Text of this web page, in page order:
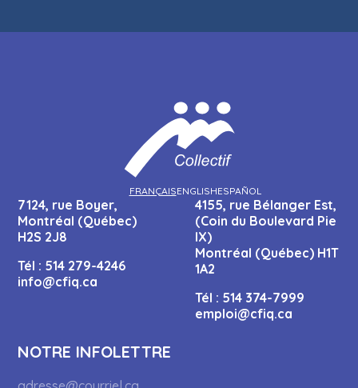
FRANÇAISENGLISHESPAÑOL
7124, rue Boyer,
Montréal (Québec)
H2S 2J8
Tél : 514 279-4246
info@cfiq.ca
4155, rue Bélanger Est,
(Coin du Boulevard Pie
IX)
Montréal (Québec) H1T
1A2
Tél : 514 374-7999
emploi@cfiq.ca
NOTRE INFOLETTRE